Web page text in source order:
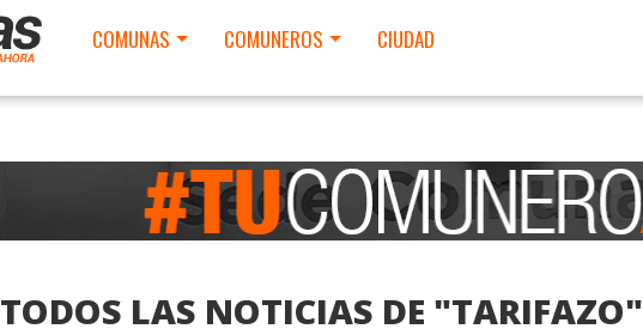
COMUNAS COMUNEROS CIUDAD
TODOS LAS NOTICIAS DE "TARIFAZO"